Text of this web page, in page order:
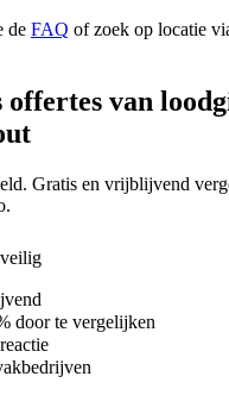
de FAQ of zoek op locatie
van
Gratis en vrijblijvend
door te vergelijken